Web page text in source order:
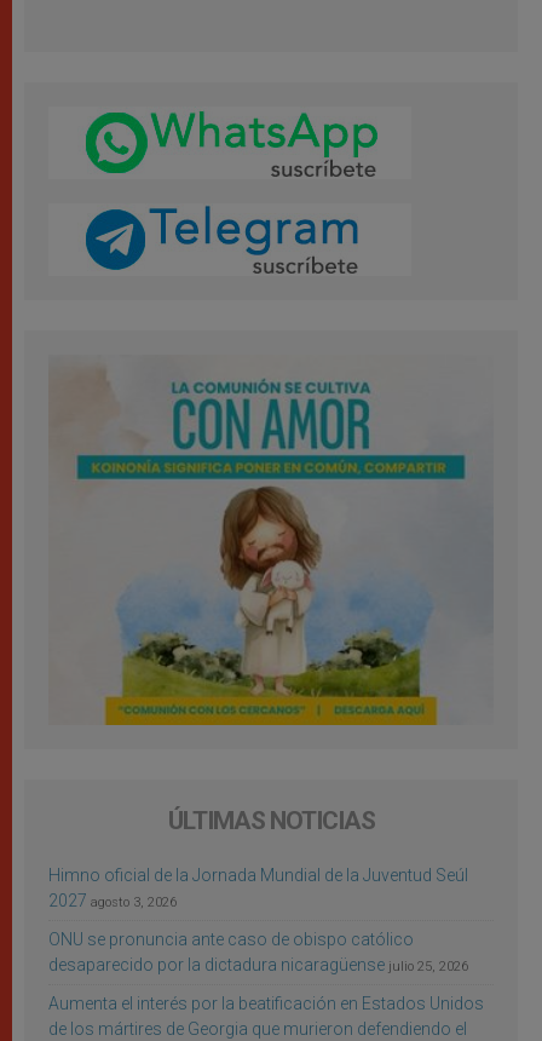
ÚLTIMAS NOTICIAS
Himno oficial de la Jornada Mundial de la Juventud Seúl
2027 agosto 3, 2026
ONU se pronuncia ante caso de obispo católico
desaparecido por la dictadura nicaragüense julio 25, 2026
Aumenta el interés por la beatificación en Estados Unidos
de los mártires de Georgia que murieron defendiendo el